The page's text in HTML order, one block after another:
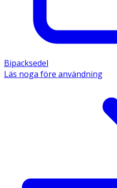
Bipacksedel
Läs noga före användning